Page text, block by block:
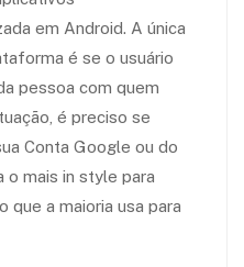
em Android. A única
é se o usuário
pessoa com quem
é preciso se
Conta Google ou do
o mais in style para
que a maioria usa para